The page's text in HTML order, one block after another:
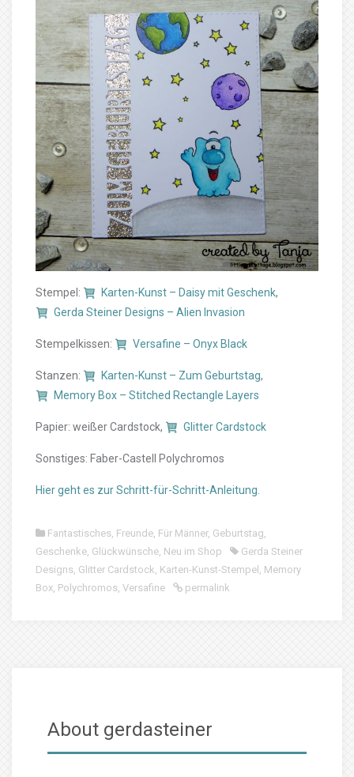
Stempel: Karten-Kunst – Daisy mit Geschenk,
Gerda Steiner Designs – Alien Invasion
Stempelkissen: Versafine – Onyx Black
Stanzen: Karten-Kunst – Zum Geburtstag,
Memory Box – Stitched Rectangle Layers
Papier: weißer Cardstock, Glitter Cardstock
Sonstiges: Faber-Castell Polychromos
Hier geht es zur Schritt-für-Schritt-Anleitung.
Fantastisches, Freunde, Für Männer, Geburtstag,
Geschenke, Glückwünsche, Neu im Shop
Gerda Steiner
Designs, Glitter Cardstock, Karten-Kunst-Stempel , Memory
Box, Polychromos, Versafine permalink
About gerdasteiner